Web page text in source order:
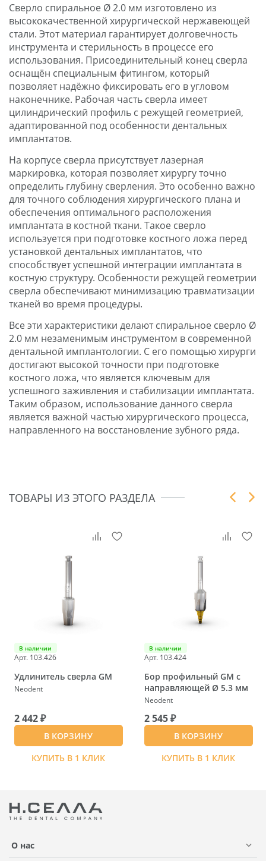
Сверло спиральное Ø 2.0 мм изготовлено из
высококачественной хирургической нержавеющей
стали. Этот материал гарантирует долговечность
инструмента и стерильность в процессе его
использования. Присоединительный конец сверла
оснащён специальным фитингом, который
позволяет надёжно фиксировать его в угловом
наконечнике. Рабочая часть сверла имеет
цилиндрический профиль с режущей геометрией,
адаптированной под особенности дентальных
имплантатов.
На корпусе сверла присутствует лазерная
маркировка, которая позволяет хирургу точно
определить глубину сверления. Это особенно важно
для точного соблюдения хирургического плана и
обеспечения оптимального расположения
имплантата в костной ткани. Такое сверло
используется при подготовке костного ложа перед
установкой дентальных имплантатов, что
способствует успешной интеграции имплантата в
костную структуру. Особенности режущей геометрии
сверла обеспечивают минимизацию травматизации
тканей во время процедуры.
Все эти характеристики делают спиральное сверло Ø
2.0 мм незаменимым инструментом в современной
дентальной имплантологии. С его помощью хирурги
достигают высокой точности при подготовке
костного ложа, что является ключевым для
успешного заживления и стабилизации имплантата.
Таким образом, использование данного сверла
является важной частью хирургического процесса,
направленного на восстановление зубного ряда.
ТОВАРЫ ИЗ ЭТОГО РАЗДЕЛА
В наличии
Арт. 103.426
Удлинитель сверла GM
Neodent
2 442 ₽
В КОРЗИНУ
КУПИТЬ В 1 КЛИК
В наличии
Арт. 103.424
Бор профильный GМ с
направляющей Ø 5.3 мм
Neodent
2 545 ₽
В КОРЗИНУ
КУПИТЬ В 1 КЛИК
О нас